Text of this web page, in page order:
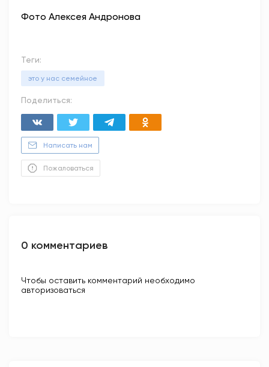
Фото Алексея Андронова
Теги:
это у нас семейное
Поделиться:
Написать нам
Пожаловаться
0 комментариев
Чтобы оставить комментарий необходимо
авторизоваться